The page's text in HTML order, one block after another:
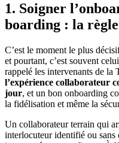
1. Soigner
boarding : la règle
C’est le moment le plus
et pourtant, c’est souvent
rappelé les intervenants de la
l’expérience collaborateur
jour, et un bon onboarding
la fidélisation et même la
Un collaborateur terrain qui
interlocuteur identifié ou sans